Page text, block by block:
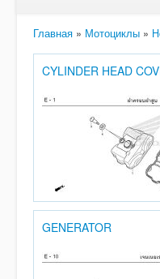
Главная » Мотоциклы »
CYLINDER HEAD
GENERATOR